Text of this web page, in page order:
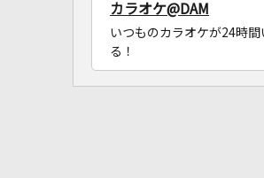
カラオケ@DAM
いつものカラオケが24時
る！